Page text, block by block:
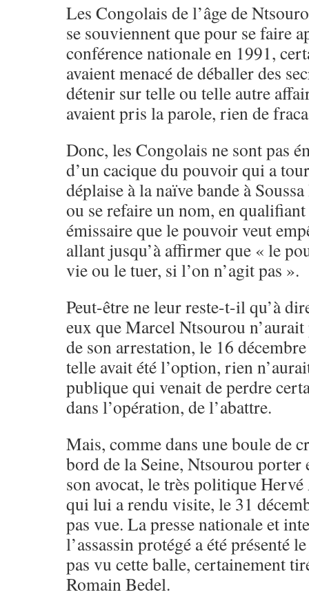
Les Congolais de l’âge de
se souviennent que pour se faire
conférence nationale en 1991,
avaient menacé de déballer des
détenir sur telle ou telle autre
avaient pris la parole, rien de
Donc, les Congolais ne sont pas
d’un cacique du pouvoir qui a
déplaise à la naïve bande à
ou se refaire un nom, en
émissaire que le pouvoir veut
allant jusqu’à affirmer que « le
vie ou le tuer, si l’on n’agit pas ».
Peut-être ne leur reste-t-il qu’à
eux que Marcel Ntsourou
de son arrestation, le 16
telle avait été l’option, rien
publique qui venait de perdre
dans l’opération, de l’abattre.
Mais, comme dans une boule de
bord de la Seine, Ntsourou porter
son avocat, le très politique
qui lui a rendu visite, le 31
pas vue. La presse nationale et
l’assassin protégé a été présenté
pas vu cette balle, certainement
Romain Bedel.